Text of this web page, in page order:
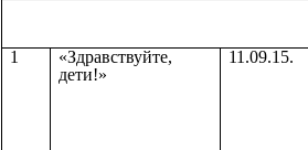
1
«Здравствуйте,
дети!»
11.09.15.